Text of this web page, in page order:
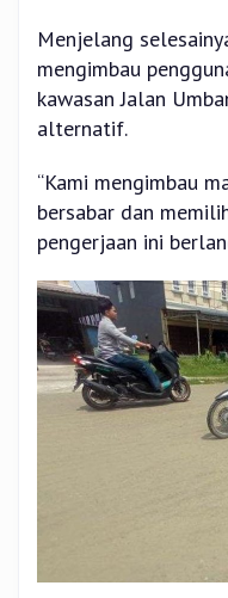
Menjelang
mengimbau
kawasan Jalan
alternatif.
“Kami mengimbau
bersabar dan
pengerjaan ini